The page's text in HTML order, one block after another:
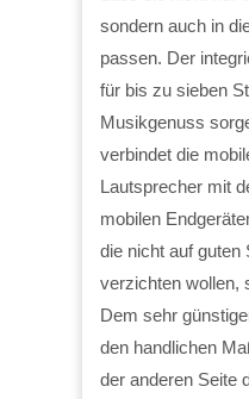
sondern auch in
passen. Der
für bis zu sieben
Musikgenuss
verbindet die
Lautsprecher mit
mobilen
die nicht auf guten
verzichten wollen,
Dem sehr
den handlichen
der anderen Seite